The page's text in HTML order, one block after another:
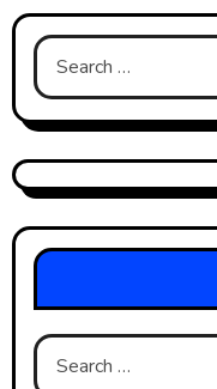
pagination
Search
for:
Search
for: